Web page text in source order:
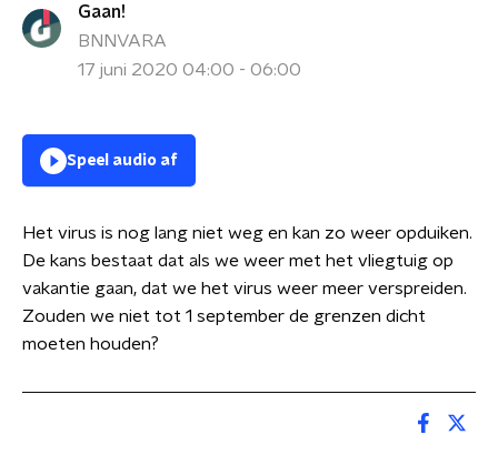
Gaan!
BNNVARA
17 juni 2020 04:00 - 06:00
Speel audio af
Het virus is nog lang niet weg en kan zo weer opduiken.
De kans bestaat dat als we weer met het vliegtuig op
vakantie gaan, dat we het virus weer meer verspreiden.
Zouden we niet tot 1 september de grenzen dicht
moeten houden?